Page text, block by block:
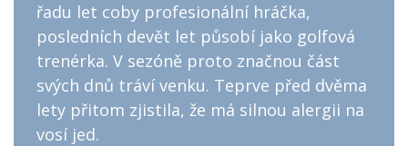
řadu let coby profesionální hráčka,
posledních devět let působí jako golfová
trenérka. V sezóně proto značnou část
svých dnů tráví venku. Teprve před dvěma
lety přitom zjistila, že má silnou alergii na
vosí jed.